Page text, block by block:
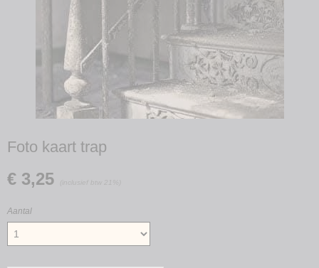
Foto kaart trap
€ 3,25 (inclusief btw 21%)
Aantal